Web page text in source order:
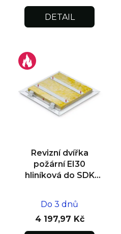
DETAIL
Revizní dvířka
požární EI30
hliníková do SDK
Do 3 dnů
4 197,97 Kč